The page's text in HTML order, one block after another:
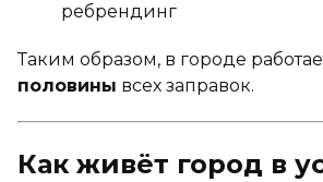
ребрендинг
Таким образом, в городе
половины всех заправок.
Как живёт город в